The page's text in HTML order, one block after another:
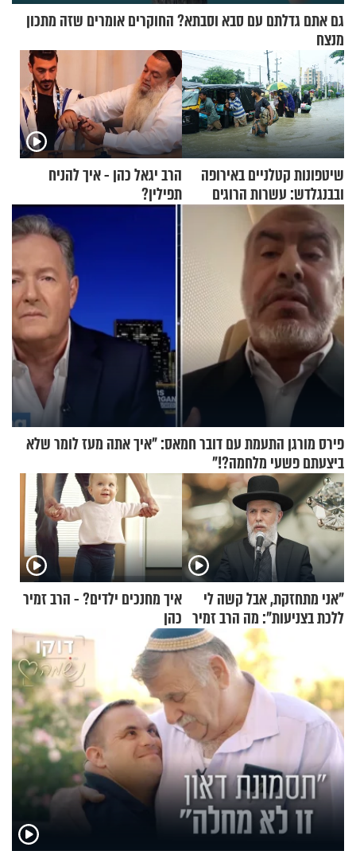
גם אתם גדלתם עם סבא וסבתא? החוקרים אומרים שזה מתכון
מנצח
שיטפונות קטלניים באירופה
ובבנגלדש: עשרות הרוגים
ומיליון נפגעים
הרב יגאל כהן - איך להניח
תפילין?
פירס מורגן התעמת עם דובר חמאס: "איך אתה מעז לומר שלא
ביצעתם פשעי מלחמה?!"
"אני מתחזקת, אבל קשה לי
ללכת בצניעות": מה הרב זמיר
כהן המליץ לה לעשות?
איך מחנכים ילדים? - הרב זמיר
כהן